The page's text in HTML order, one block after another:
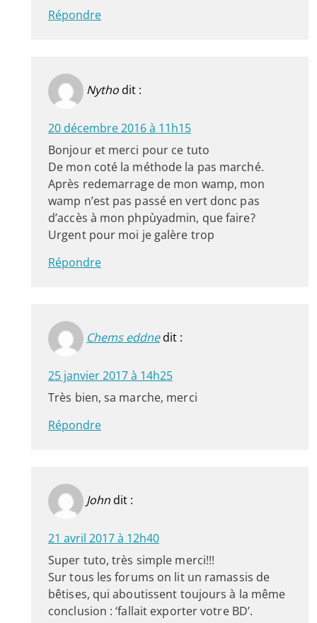
Répondre
Nytho dit :
20 décembre 2016 à 11h15
Bonjour et merci pour ce tuto
De mon coté la méthode la pas marché.
Après redemarrage de mon wamp, mon
wamp n’est pas passé en vert donc pas
d’accès à mon phpùyadmin, que faire?
Urgent pour moi je galère trop
Répondre
Chems eddne dit :
25 janvier 2017 à 14h25
Très bien, sa marche, merci
Répondre
John dit :
21 avril 2017 à 12h40
Super tuto, très simple merci!!!
Sur tous les forums on lit un ramassis de
bêtises, qui aboutissent toujours à la même
conclusion : ‘fallait exporter votre BD’.